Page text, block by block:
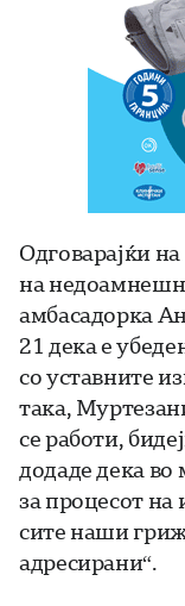
Одговарајќи
на
амбасадорка
21 дека е
со уставните
така,
се работи,
додаде дека
за процесот на
сите наши
адресирани“.